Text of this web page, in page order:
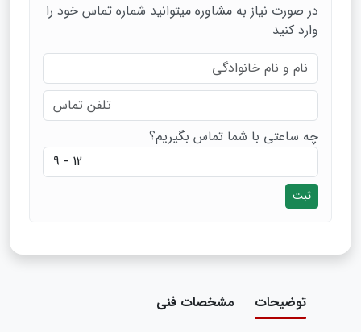
در صورت نیاز به مشاوره میتوانید شماره تماس خود را
وارد کنید
چه ساعتی با شما تماس بگیریم؟
ثبت
توضیحات مشخصات فنی